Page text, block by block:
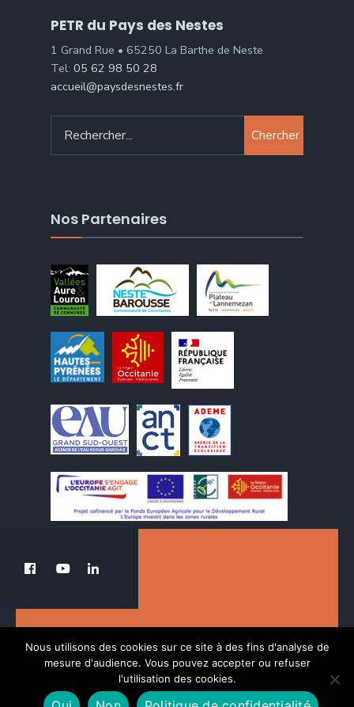
PETR du Pays des Nestes
1 Grand Rue • 65250 La Barthe de Neste
Tel: 05 62 98 50 28
accueil@paysdesnestes.fr
Chercher
Nos Partenaires
Le PETR au service de la transition du Pays
des Nestes.
Nous utilisons des cookies sur ce site à des fins d'analyse de
mesure d'audience. Vous pouvez accepter ou refuser
l'utilisation des cookies.